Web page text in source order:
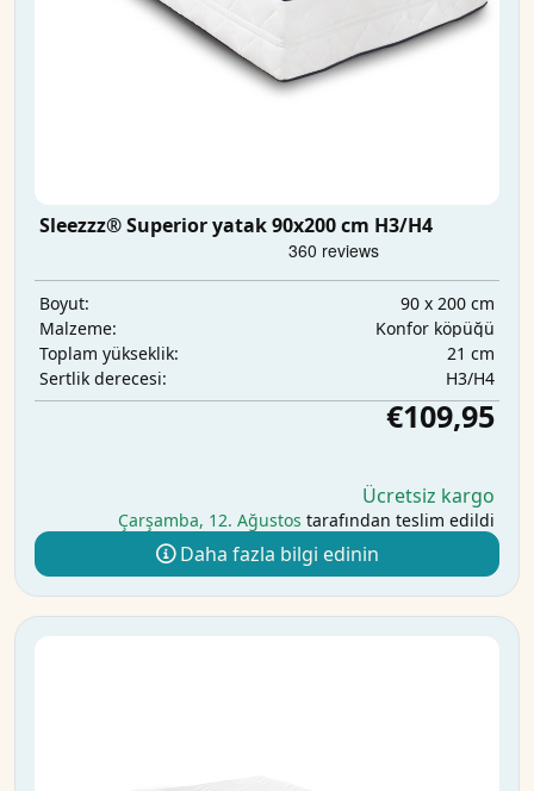
Sleezzz® Superior yatak 90x200 cm H3/H4
Boyut:
90 x 200 cm
Malzeme:
Konfor köpüğü
Toplam yükseklik:
21 cm
Sertlik derecesi:
H3/H4
€109,95
Ücretsiz kargo
Çarşamba, 12. Ağustos tarafından teslim edildi
Daha fazla bilgi edinin